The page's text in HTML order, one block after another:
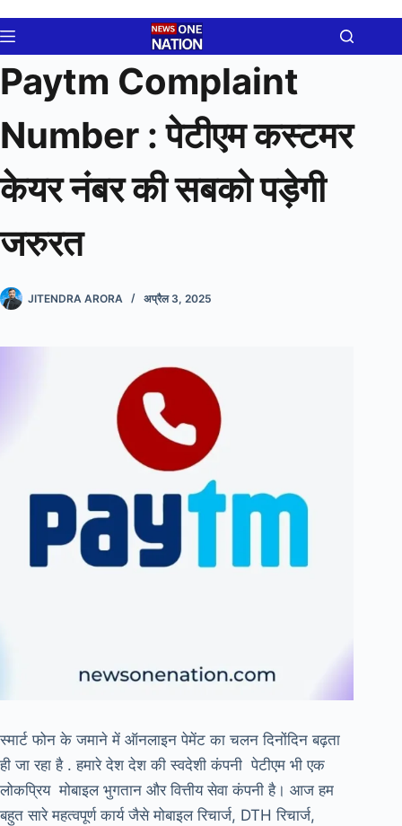
to
Paytm Complaint
Number : पेटीएम कस्टमर
केयर नंबर की सबको पड़ेगी
जरुरत
JITENDRA ARORA अप्रैल 3, 2025
स्मार्ट फोन के जमाने में ऑनलाइन पेमेंट का चलन दिनोंदिन बढ़ता
ही जा रहा है . हमारे देश देश की स्वदेशी कंपनी पेटीएम भी एक
लोकप्रिय मोबाइल भुगतान और वित्तीय सेवा कंपनी है। आज हम
बहुत सारे महत्वपूर्ण कार्य जैसे मोबाइल रिचार्ज, DTH रिचार्ज,